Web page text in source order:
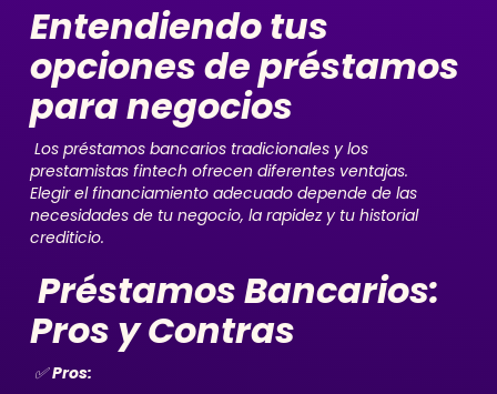
Entendiendo tus
opciones de préstamos
para negocios
Los préstamos bancarios tradicionales y los
prestamistas fintech ofrecen diferentes ventajas.
Elegir el financiamiento adecuado depende de las
necesidades de tu negocio, la rapidez y tu historial
crediticio.
Préstamos Bancarios:
Pros y Contras
✅Pros: